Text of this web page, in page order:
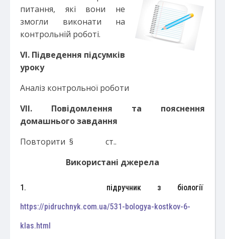
питання, які вони не
змогли виконати на
контрольній роботі.
VI. Підведення підсумків
уроку
Аналіз контрольної роботи
VIІ. Повідомлення та пояснення
домашнього завдання
Повторити § ст..
Використані джерела
1. підручник з біології
https://pidruchnyk.com.ua/531-bologya-kostkov-6-
klas.html